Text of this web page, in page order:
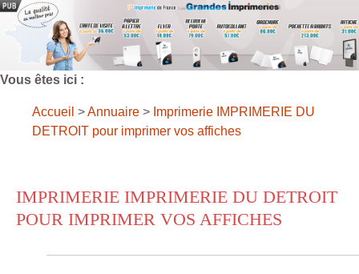
Vous êtes ici :
Accueil >Annuaire > Imprimerie IMPRIMERIE DU
DETROIT pour imprimer vos affiches
IMPRIMERIE IMPRIMERIE DU DETROIT
POUR IMPRIMER VOS AFFICHES